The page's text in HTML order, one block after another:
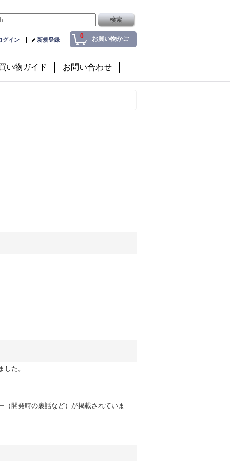
0 お買い物かご
グイン 新規登録
い物ガイド お問い合わせ
た。
開発時の裏話など）が掲載されていま